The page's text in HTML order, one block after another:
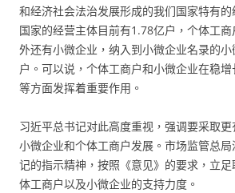
和经济社会法治发展形成的我们国家特有
国家的经营主体目前有1.78亿户，个体工
外还有小微企业，纳入到小微企业名录的
户。可以说，个体工商户和小微企业在稳
等方面发挥着重要作用。
习近平总书记对此高度重视，强调要采取
小微企业和个体工商户发展。市场监管总
记的指示精神，按照《意见》的要求，立
体工商户以及小微企业的支持力度。